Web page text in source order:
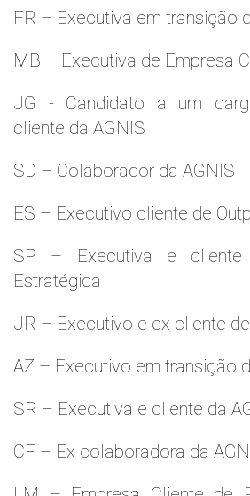
FR – Executiva em transição
MB – Executiva de Empresa
JG - Candidato a um
cliente da AGNIS
SD – Colaborador da AGNIS
ES – Executivo cliente de
SP – Executiva e cliente
Estratégica
JR – Executivo e ex cliente
AZ – Executivo em transição
SR – Executiva e cliente da
CF – Ex colaboradora da